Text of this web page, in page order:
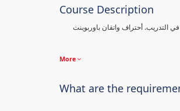
Course Description
الشاملة من مدرب ذو خبرة أكثر من 20+ سنة في التدريب. أحتراف واتقان باوربوينت
More
What are the